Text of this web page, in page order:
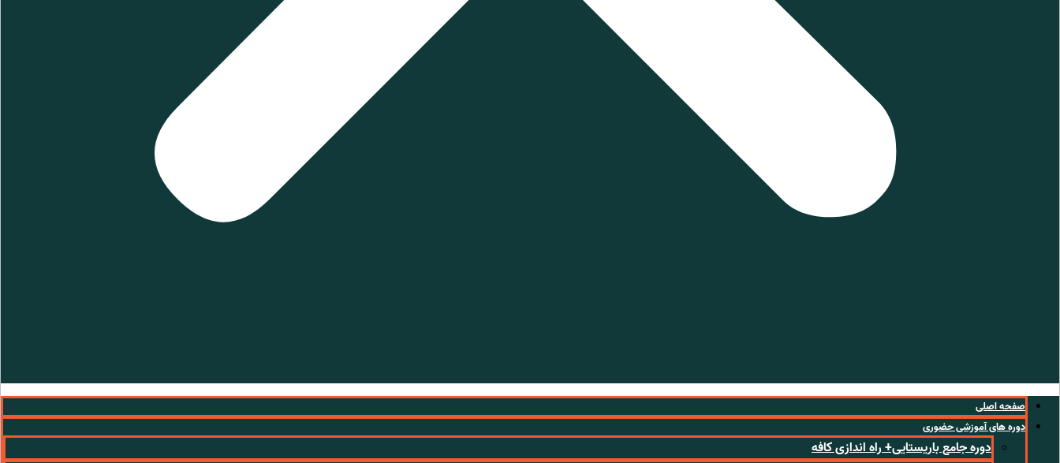
صفحه اصلی
دوره های آموزشی حضوری
دوره جامع باریستایی+ راه اندازی کافه